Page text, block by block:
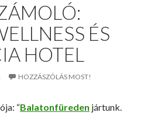
ÉS
HOTEL
HOZZÁSZÓLÁS MOST!
“Balatonfüreden jártunk.